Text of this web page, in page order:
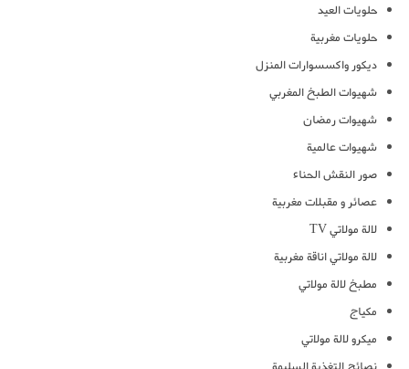
حلويات العيد
حلويات مغربية
ديكور واكسسوارات المنزل
شهيوات الطبخ المغربي
شهيوات رمضان
شهيوات عالمية
صور النقش الحناء
عصائر و مقبلات مغربية
لالة مولاتي TV
لالة مولاتي اناقة مغربية
مطبخ لالة مولاتي
مكياج
ميكرو لالة مولاتي